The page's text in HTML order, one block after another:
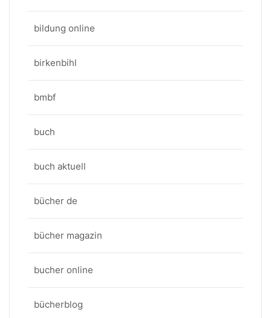
bildung online
birkenbihl
bmbf
buch
buch aktuell
bücher de
bücher magazin
bucher online
bücherblog